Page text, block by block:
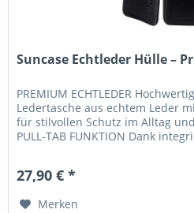
Suncase Echtleder Hülle –
PREMIUM ECHTLEDER
Ledertasche aus echtem Leder
für stilvollen Schutz im Alltag und
PULL-TAB FUNKTION Dank
27,90 € *
Merken